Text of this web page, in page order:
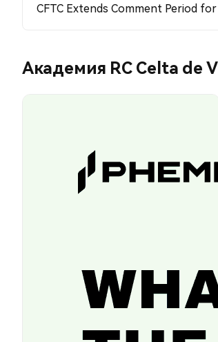
CFTC Extends Comment Period
Академия RC Celta de